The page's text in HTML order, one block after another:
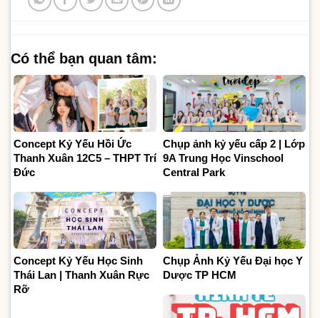
Có thể bạn quan tâm:
Concept Kỷ Yếu Hồi Ức
Thanh Xuân 12C5 – THPT Trí
Đức
Chụp ảnh kỷ yếu cấp 2 | Lớp
9A Trung Học Vinschool
Central Park
Concept Kỷ Yếu Học Sinh
Thái Lan | Thanh Xuân Rực
Rỡ
Chụp Ảnh Kỷ Yếu Đại học Y
Dược TP HCM